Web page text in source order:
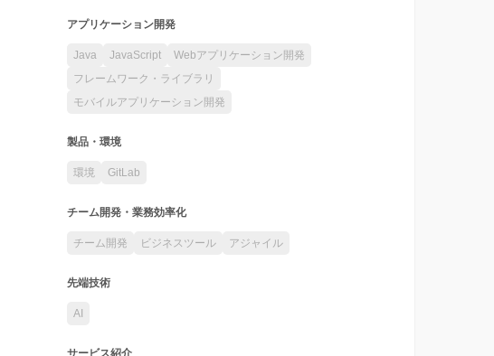
アプリケーション開発
Java JavaScript
Webアプリケーション開発
フレームワーク・ライブラリ
モバイルアプリケーション開発
製品・環境
環境 GitLab
チーム開発・業務効率化
チーム開発 ビジネスツール アジャイル
先端技術
AI
サービス紹介